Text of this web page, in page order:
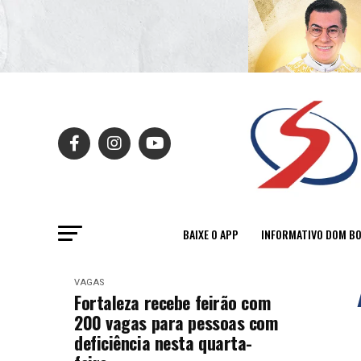
BAIXE O APP INFORMATIVO DOM
VAGAS
Fortaleza recebe feirão com
200 vagas para pessoas com
deficiência nesta quarta-